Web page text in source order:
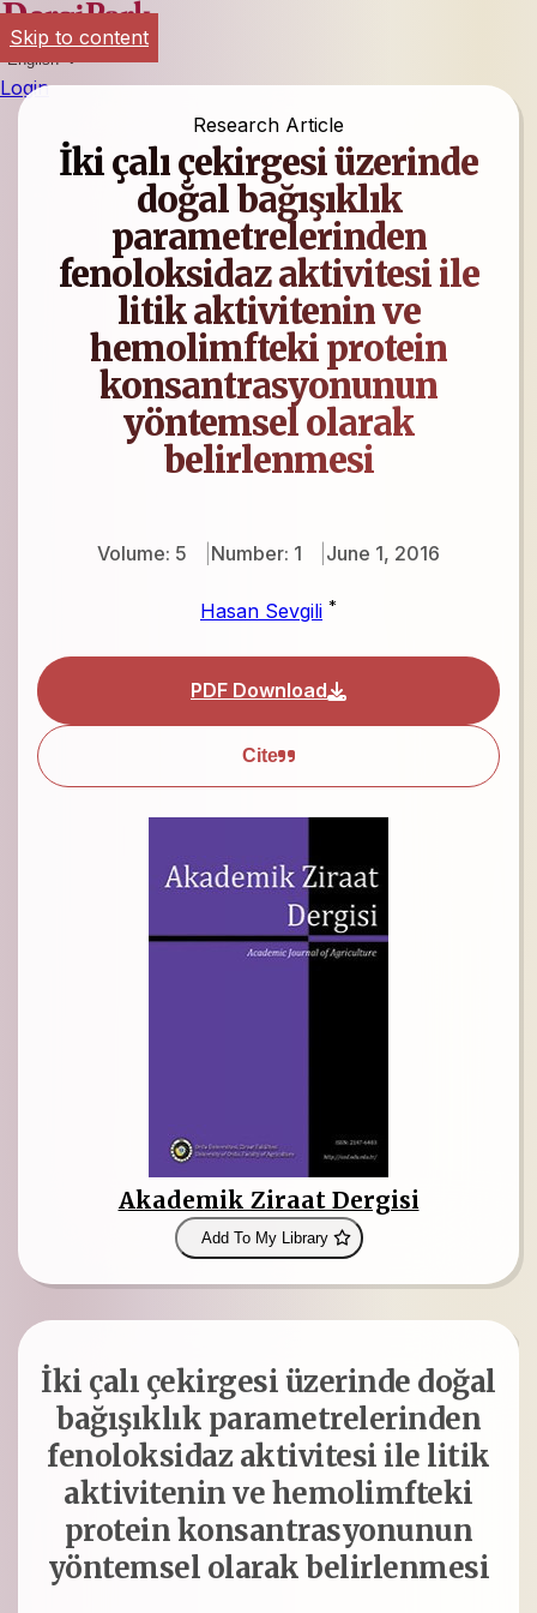
English
Login
Research Article
İki çalı çekirgesi üzerinde
doğal bağışıklık
parametrelerinden
fenoloksidaz aktivitesi ile
litik aktivitenin ve
hemolimfteki protein
konsantrasyonunun
yöntemsel olarak
belirlenmesi
Volume: 5 Number: 1 June 1, 2016
Hasan Sevgili *
PDF Download
Cite
Akademik Ziraat Dergisi
Add To My Library
Skip to content
İki çalı çekirgesi üzerinde doğal
bağışıklık parametrelerinden
fenoloksidaz aktivitesi ile litik
aktivitenin ve hemolimfteki
protein konsantrasyonunun
yöntemsel olarak belirlenmesi